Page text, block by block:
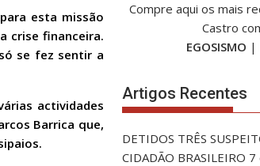
esta missão
crise financeira.
se fez sentir a
actividades
Barrica que,
Compre aqui os mais
Castro
EGOSISMO |
Artigos Recentes
DETIDOS TRÊS
CIDADÃO BRASILEIRO 7